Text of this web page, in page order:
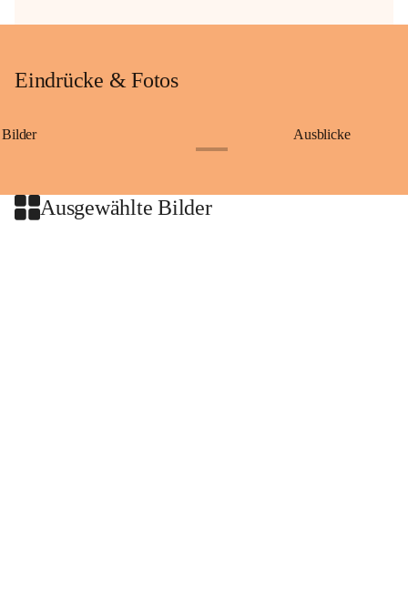
Eindrücke & Fotos
Bilder Ausblicke
Ausgewählte Bilder